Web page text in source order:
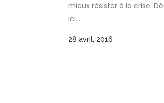
mieux résister à la crise.
ici....
28 avril, 2016